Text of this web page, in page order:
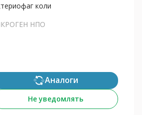
коли
НПО
Аналоги
Не уведомлять